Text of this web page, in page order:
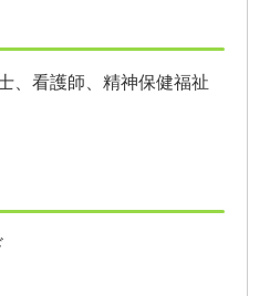
、看護師、精神保健福祉